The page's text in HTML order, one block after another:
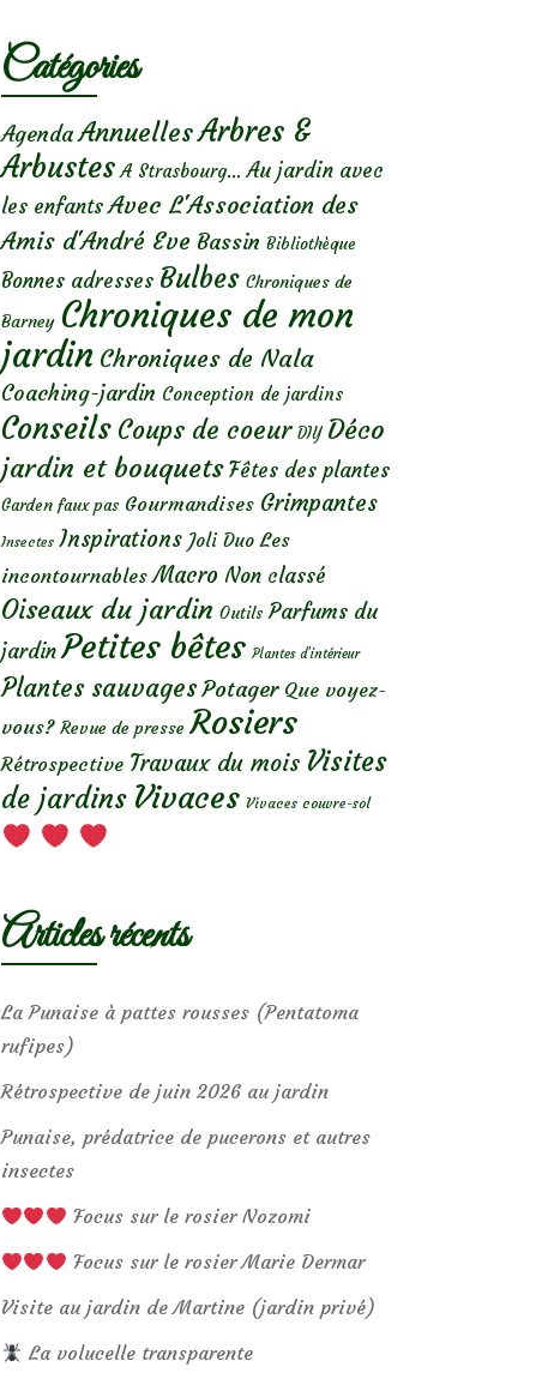
Catégories
Agenda AnnuellesArbres &
Arbustes A Strasbourg... Au jardin avec
les enfants Avec L'Association des
Amis d'André Eve Bassin Bibliothèque
Bonnes adresses Bulbes Chroniques de
Barney Chroniques de mon
jardin Chroniques de Nala
Coaching-jardin Conception de jardins
Conseils Coups de coeur DIY Déco
jardin et bouquets Fêtes des plantes
Garden faux pas Gourmandises Grimpantes
Insectes Inspirations Joli Duo Les
incontournables Macro Non classé
Oiseaux du jardin Outils Parfums du
jardin Petites bêtes Plantes d’intérieur
Plantes sauvages Potager Que voyez-
vous? Revue de presse Rosiers
Rétrospective Travaux du mois Visites
de jardins Vivaces Vivaces couvre-sol
Articles récents
La Punaise à pattes rousses (Pentatoma
rufipes)
Rétrospective de juin 2026 au jardin
Punaise, prédatrice de pucerons et autres
insectes
Focus sur le rosier Nozomi
Focus sur le rosier Marie Dermar
Visite au jardin de Martine (jardin privé)
La volucelle transparente